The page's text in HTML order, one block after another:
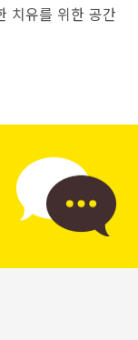
치유를 위한 공간